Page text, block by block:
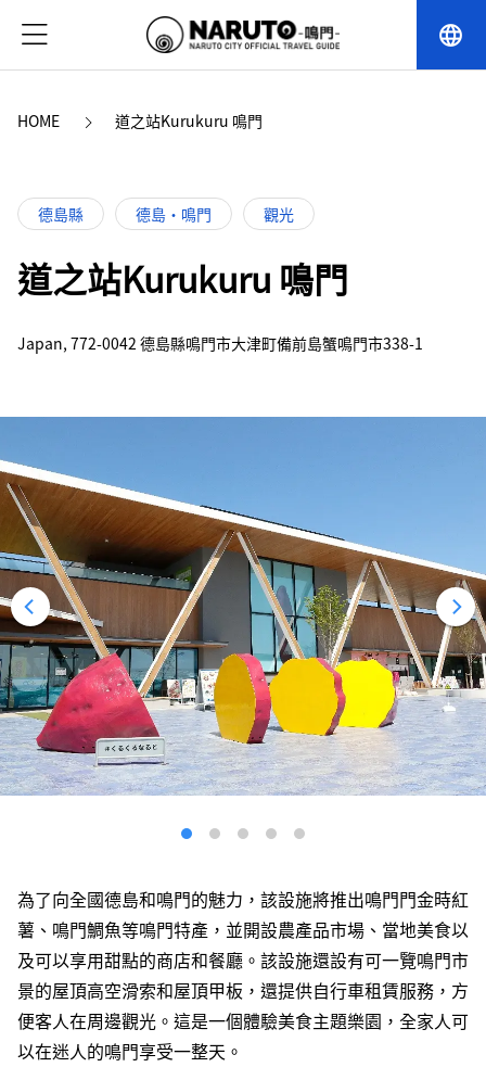
language
HOME 道之站Kurukuru 鳴門
德島縣 德島・鳴門 觀光
道之站Kurukuru 鳴門
Japan, 772-0042 德島縣鳴門市大津町備前島蟹鳴門市338-1
為了向全國德島和鳴門的魅力，該設施將推出鳴門門金時紅
薯、鳴門鯛魚等鳴門特產，並開設農產品市場、當地美食以
及可以享用甜點的商店和餐廳。該設施還設有可一覽鳴門市
景的屋頂高空滑索和屋頂甲板，還提供自行車租賃服務，方
便客人在周邊觀光。這是一個體驗美食主題樂園，全家人可
以在迷人的鳴門享受一整天。